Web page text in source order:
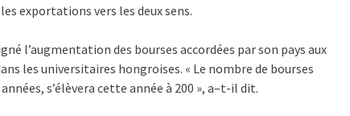
exportations vers les deux sens.
l’augmentation des bourses accordées par son pays aux
les universitaires hongroises. « Le nombre de bourses
s’élèvera cette année à 200 », a–t-il dit.